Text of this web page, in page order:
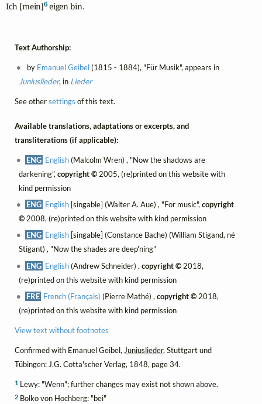
Ich [mein]6 eigen bin.
Text Authorship:
by Emanuel Geibel(1815 - 1884), "Für Musik", appears in
Juniuslieder, in Lieder
See othersettings of this text.
Available translations, adaptations or excerpts, and
transliterations (if applicable):
ENG English(Malcolm Wren) , "Now the shadows are
darkening",copyright ©2005, (re)printed on this website with
kind permission
ENG English [singable] (Walter A. Aue) , "For music",copyright
©2008, (re)printed on this website with kind permission
ENG English [singable] (Constance Bache) (William Stigand, né
Stigant) , "Now the shades are deep'ning"
ENG English(Andrew Schneider) ,copyright © 2018,
(re)printed on this website with kind permission
FRE French (Français) (Pierre Mathé) ,copyright © 2018,
(re)printed on this website with kind permission
View text without footnotes
Confirmed with Emanuel Geibel, Juniuslieder, Stuttgart und
Tübingen: J.G. Cotta'scher Verlag, 1848, page 34.
1Lewy: "Wenn"; further changes may exist not shown above.
2Bolko von Hochberg: "bei"